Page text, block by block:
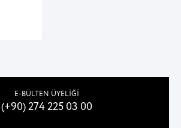
E-BÜLTEN ÜYELİĞİ
(+90) 274 225 03 00